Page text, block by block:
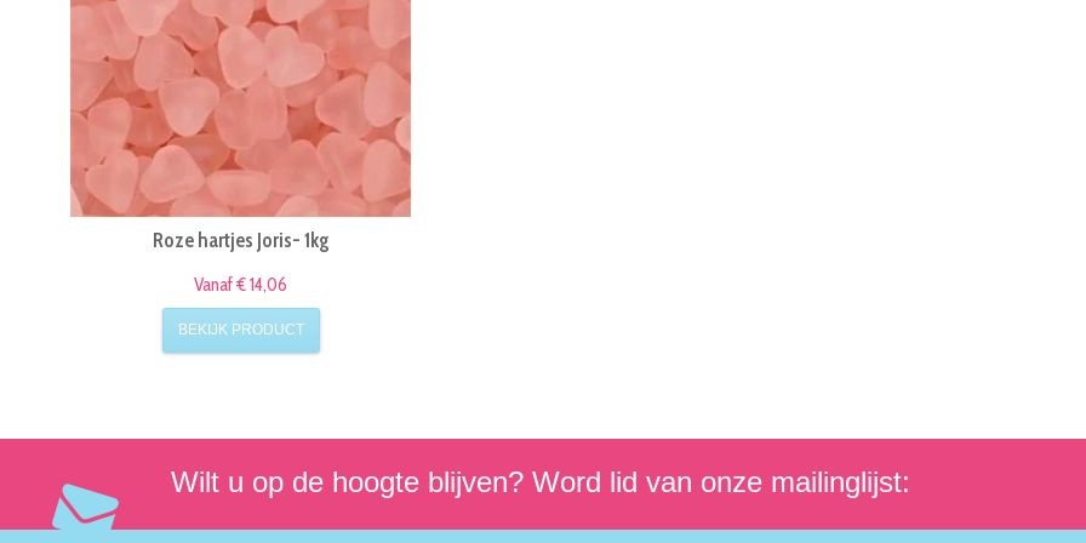
Roze hartjes Joris- 1kg
Vanaf € 14,06
BEKIJK PRODUCT
Wilt u op de hoogte blijven? Word lid van onze mailinglijst: